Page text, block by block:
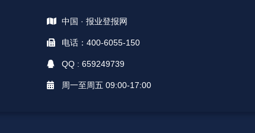
中国 · 报业登报网
电话：400-6055-150
QQ : 659249739
周一至周五 09:00-17:00